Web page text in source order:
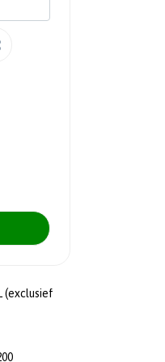
(exclusief